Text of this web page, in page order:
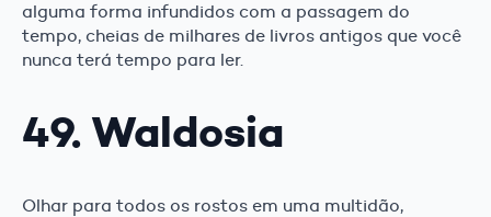
alguma forma infundidos com a passagem do
tempo, cheias de milhares de livros antigos que você
nunca terá tempo para ler.
49. Waldosia
Olhar para todos os rostos em uma multidão,